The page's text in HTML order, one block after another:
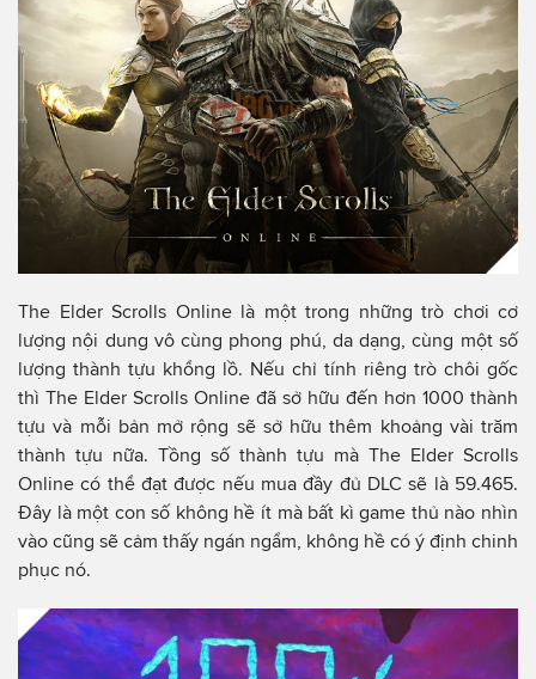
The Elder Scrolls Online là một trong những trò chơi cơ
lượng nội dung vô cùng phong phú, da dạng, cùng một số
lượng thành tựu khổng lồ. Nếu chỉ tính riêng trò chôi gốc
thì The Elder Scrolls Online đã sở hữu đến hơn 1000 thành
tựu và mỗi bản mở rộng sẽ sở hữu thêm khoảng vài trăm
thành tựu nữa. Tồng số thành tựu mà The Elder Scrolls
Online có thể đạt được nếu mua đầy đủ DLC sẽ là 59.465.
Đây là một con số không hề ít mà bất kì game thủ nào nhìn
vào cũng sẽ cảm thấy ngán ngẩm, không hề có ý định chinh
phục nó.